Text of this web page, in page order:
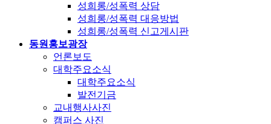
성희롱/성폭력 상담
성희롱/성폭력 대응방법
성희롱/성폭력 신고게시판
동원홍보광장
언론보도
대학주요소식
대학주요소식
발전기금
교내행사사진
캠퍼스 사진